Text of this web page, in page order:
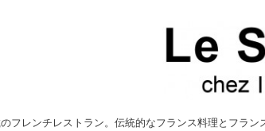
フレンチレストラン。伝統的なフランス料理とフラ